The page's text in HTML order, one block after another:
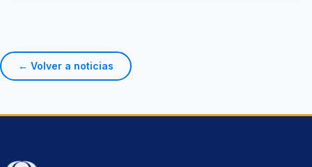
← Volver a noticias